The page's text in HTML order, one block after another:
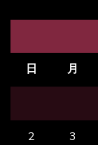
日 月
2 3